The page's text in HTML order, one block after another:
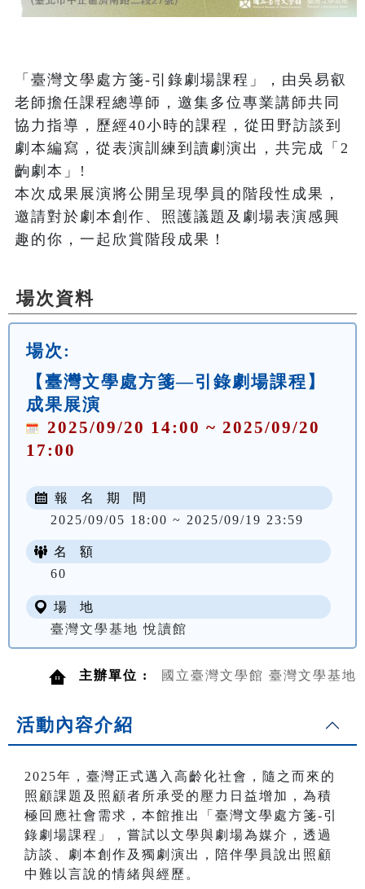
「臺灣文學處方箋-引錄劇場課程」，由吳易叡
老師擔任課程總導師，邀集多位專業講師共同
協力指導，歷經40小時的課程，從田野訪談到
劇本編寫，從表演訓練到讀劇演出，共完成「2
齣劇本」!
本次成果展演將公開呈現學員的階段性成果，
邀請對於劇本創作、照護議題及劇場表演感興
場次資料
場次:
【臺灣文學處方箋—引錄劇場課程】
成果展演
2025/09/20 14:00 ~ 2025/09/20
17:00
報 名 期 間
2025/09/05 18:00 ~ 2025/09/19 23:59
名 額
60
場 地
臺灣文學基地 悅讀館
主辦單位 : 國立臺灣文學館 臺灣文學基地
活動內容介紹
2025年，臺灣正式邁入高齡化社會，隨之而來的
照顧課題及照顧者所承受的壓力日益增加，為積
極回應社會需求，本館推出「臺灣文學處方箋-引
錄劇場課程」，嘗試以文學與劇場為媒介，透過
訪談、劇本創作及獨劇演出，陪伴學員說出照顧
中難以言說的情緒與經歷。